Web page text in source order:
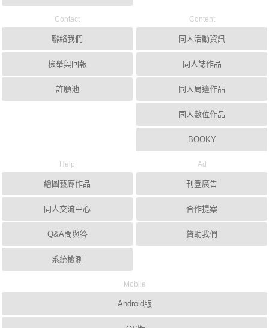
Contact
聯絡我們
檢舉與回報
許願池
Content
同人活動資訊
同人誌作品
同人周邊作品
同人數位作品
BOOKY
Help
繪圖藝廊作品
同人交流中心
Q&A問與答
系統檢測
Ad
刊登廣告
合作提案
贊助我們
Mobile
Android版